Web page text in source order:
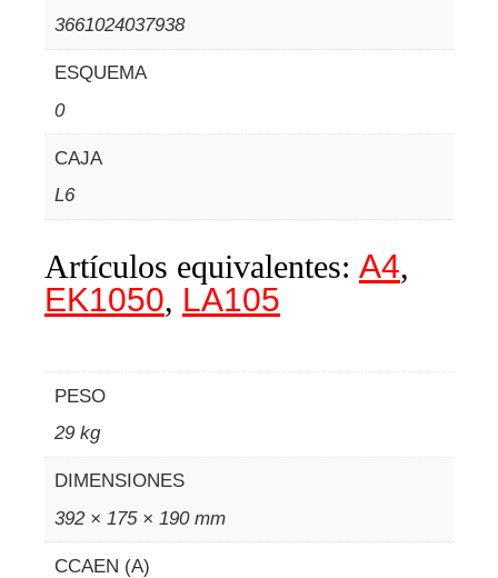
3661024037938
ESQUEMA
0
CAJA
L6
Artículos equivalentes: A4,
EK1050, LA105
PESO
29 kg
DIMENSIONES
392 × 175 × 190 mm
CCAEN (A)